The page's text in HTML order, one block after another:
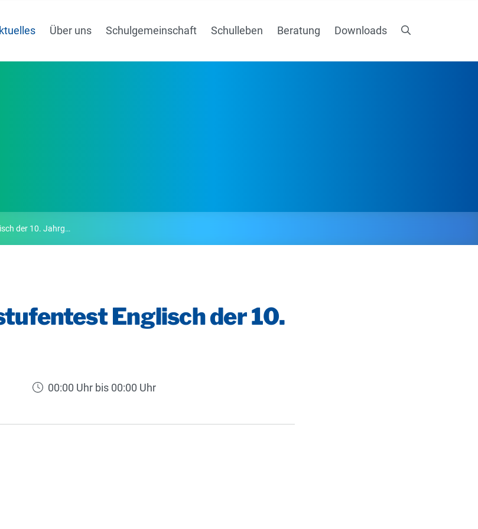
Über uns Schulgemeinschaft Schulleben Beratung Downloads
10. Jahrgangsstufe
Englisch der 10.
00:00 Uhr bis 00:00 Uhr